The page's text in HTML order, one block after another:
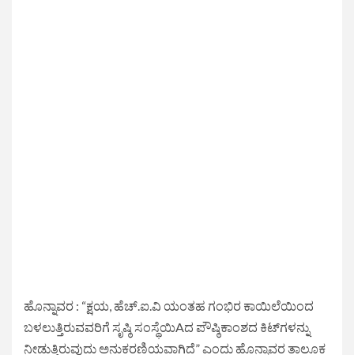
ಹೊನ್ನಾವರ : “ಕ್ಷಯ, ಹೆಚ್.ಐ.ವಿ ಯಂತಹ ಗಂಭಿರ ಕಾಯಿಲೆಯಿಂದ
ಬಳಲುತ್ತಿರುವವರಿಗೆ ಸೃಷ್ಠಿ ಸಂಸ್ಥೆಯಿAದ ಪೌಷ್ಠಿಕಾಂಶದ ಕಿಟ್‌ಗಳನ್ನು
ನೀಡುತ್ತಿರುವುದು ಅನುಕರಣಿಯವಾಗಿದೆ” ಎಂದು ಹೊನ್ನಾವರ ತಾಲೂಕ